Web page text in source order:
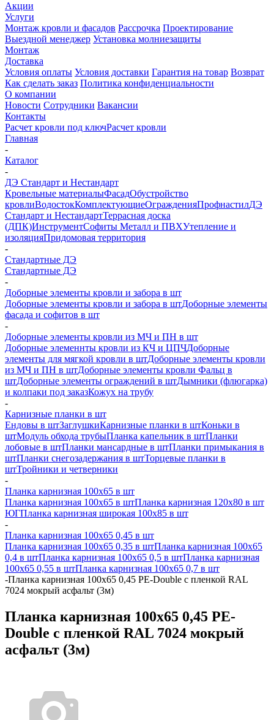
Акции
Услуги
Монтаж кровли и фасадов Рассрочка Проектирование
Выездной менеджер Установка молниезащиты
Монтаж
Доставка
Условия оплаты Условия доставки Гарантия на товар Возврат
Как сделать заказ Политика конфиденциальности
О компании
Новости Сотрудники Вакансии
Контакты
Расчет кровли под ключРасчет кровли
Главная
-
Каталог
-
ДЭ Стандарт и Нестандарт
Кровельные материалыФасадОбустройство
кровлиВодостокКомплектующиеОгражденияПрофнастилДЭ
Стандарт и НестандартТеррасная доска
(ДПК)ИнструментСофиты Металл и ПВХУтепление и
изоляцияПридомовая территория
-
Стандартные ДЭ
Стандартные ДЭ
-
Доборные элементы кровли и забора в шт
Доборные элементы кровли и забора в штДоборные элементы
фасада и софитов в шт
-
Доборные элементы кровли из МЧ и ПН в шт
Доборные элеменнты кровли из КЧ и ЦПЧДоборные
элементы для мягкой кровли в штДоборные элементы кровли
из МЧ и ПН в штДоборные элементы кровли Фальц в
штДоборные элементы ограждений в штДымники (флюгарка)
и колпаки под заказКожух на трубу
-
Карнизные планки в шт
Ендовы в штЗаглушкиКарнизные планки в штКоньки в
штМодуль обхода трубыПланка капельник в штПланки
лобовые в штПланки мансардные в штПланки примыкания в
штПланки снегозадержания в штТорцевые планки в
штТройники и четверники
-
Планка карнизная 100х65 в шт
Планка карнизная 100х65 в штПланка карнизная 120х80 в шт
ЮГПланка карнизная широкая 100х85 в шт
-
Планка карнизная 100х65 0,45 в шт
Планка карнизная 100х65 0,35 в штПланка карнизная 100х65
0,4 в штПланка карнизная 100х65 0,5 в штПланка карнизная
100х65 0,55 в штПланка карнизная 100х65 0,7 в шт
-Планка карнизная 100х65 0,45 PE-Double с пленкой RAL
7024 мокрый асфальт (3м)
Планка карнизная 100х65 0,45 PE-
Double с пленкой RAL 7024 мокрый
асфальт (3м)